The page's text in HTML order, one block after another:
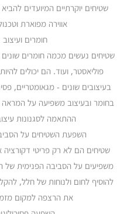
שטיחים יוקרתיים המיועדים
אווירה מפוארת
חומרים ועיצוב
שטיחים נעשים מכמה חומרים
פוליאסטר, ועוד. הם יכולים
בעיצובים שונים - מגאומטריים,
בחומר ובעיצוב משפיעה על
ההתאמה לסגנונות
השפעת השטיחים על
שטיחים הם לא רק פריטי דקורציה
משפיעים על הסביבה הפנימית של
להוסיף לחום ולנוחות של חלל,
את הרצפה למקום